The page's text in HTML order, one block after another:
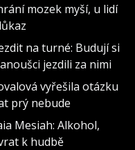
mozek myší, u lidí
na turné: Budují si
jezdili za nimi
vyřešila otázku
prý nebude
Mesiah: Alkohol,
k hudbě